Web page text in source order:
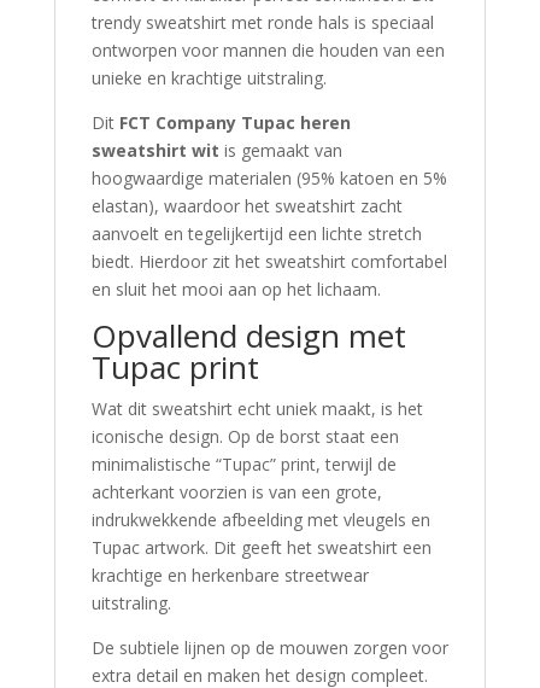
trendy sweatshirt met ronde hals is speciaal
ontworpen voor mannen die houden van een
unieke en krachtige uitstraling.
Dit FCT Company Tupac heren
sweatshirt wit is gemaakt van
hoogwaardige materialen (95% katoen en 5%
elastan), waardoor het sweatshirt zacht
aanvoelt en tegelijkertijd een lichte stretch
biedt. Hierdoor zit het sweatshirt comfortabel
en sluit het mooi aan op het lichaam.
Opvallend design met
Tupac print
Wat dit sweatshirt echt uniek maakt, is het
iconische design. Op de borst staat een
minimalistische “Tupac” print, terwijl de
achterkant voorzien is van een grote,
indrukwekkende afbeelding met vleugels en
Tupac artwork. Dit geeft het sweatshirt een
krachtige en herkenbare streetwear
uitstraling.
De subtiele lijnen op de mouwen zorgen voor
extra detail en maken het design compleet.